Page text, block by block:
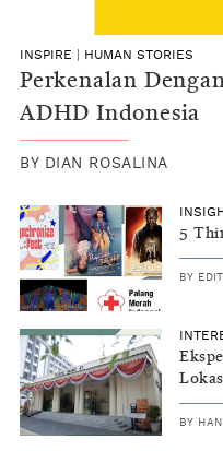
INSPIRE HUMAN STORIES
Perkenalan
ADHD Indonesia
BY DIAN ROSALINA
5
BY
BY